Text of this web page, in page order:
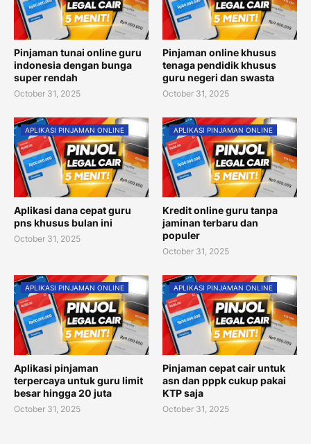
Pinjaman tunai online guru
indonesia dengan bunga
super rendah
October 31, 2025
Pinjaman online khusus
tenaga pendidik khusus
guru negeri dan swasta
October 31, 2025
APLIKASI PINJAMAN ONLINE
Aplikasi dana cepat guru
pns khusus bulan ini
October 31, 2025
APLIKASI PINJAMAN ONLINE
Kredit online guru tanpa
jaminan terbaru dan
populer
October 31, 2025
APLIKASI PINJAMAN ONLINE
Aplikasi pinjaman
terpercaya untuk guru limit
besar hingga 20 juta
October 31, 2025
APLIKASI PINJAMAN ONLINE
Pinjaman cepat cair untuk
asn dan pppk cukup pakai
KTP saja
October 31, 2025